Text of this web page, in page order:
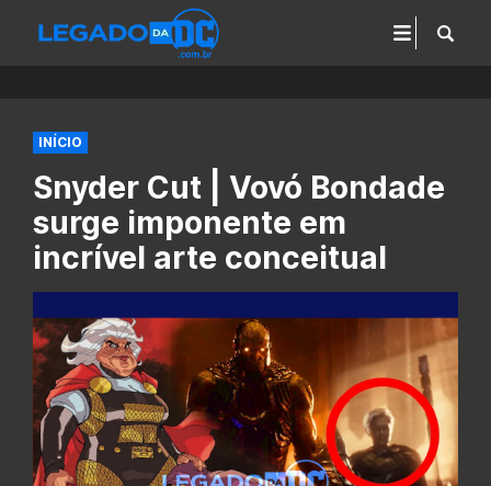
INÍCIO
Snyder Cut | Vovó Bondade
surge imponente em
incrível arte conceitual